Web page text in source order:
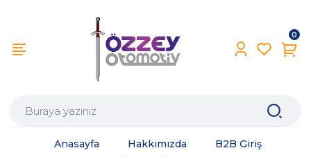
0
Anasayfa Hakkımızda
B2B Giriş